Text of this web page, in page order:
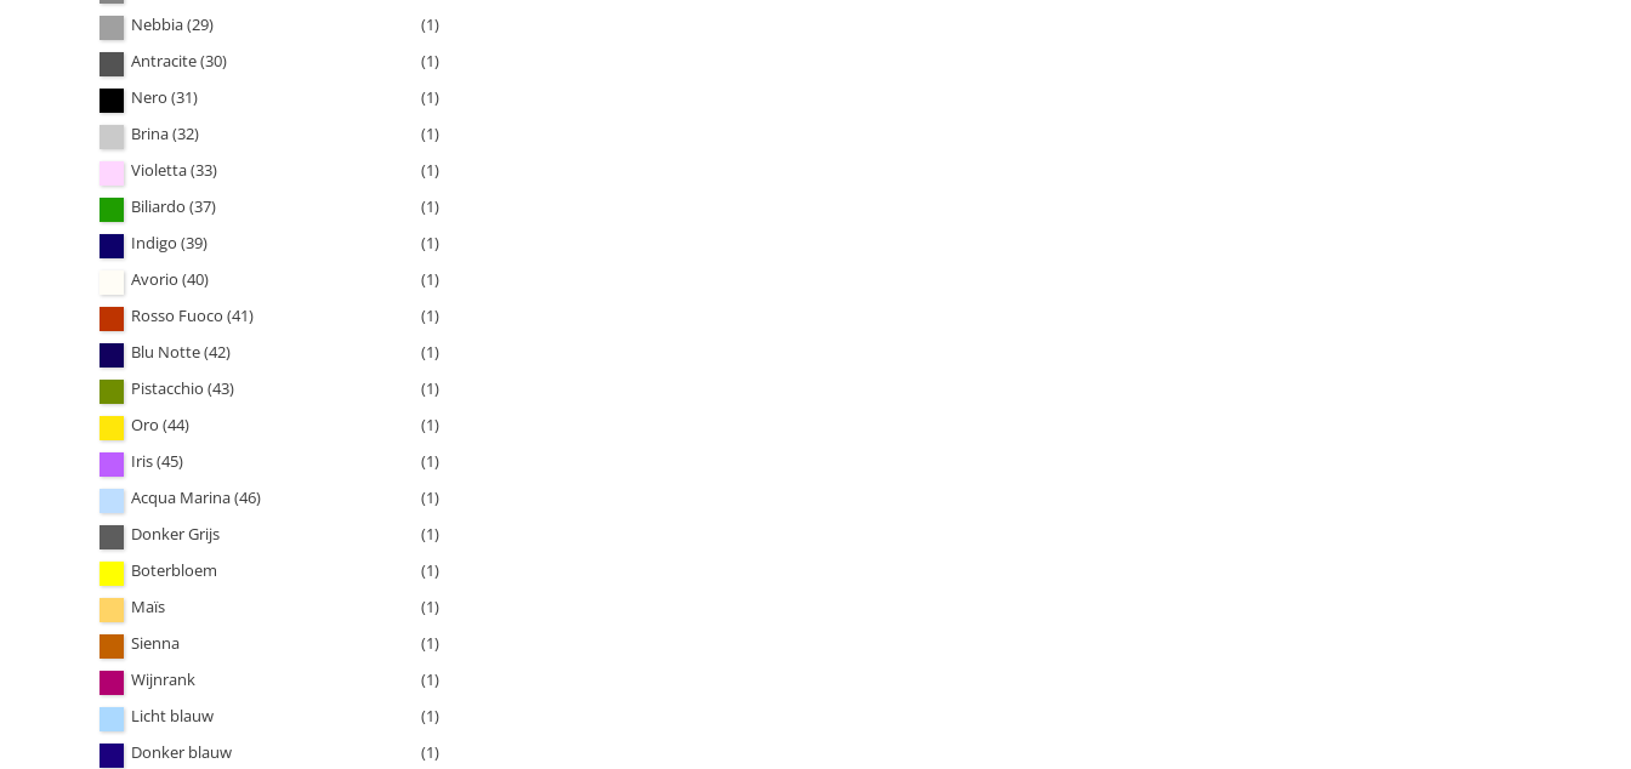
Nebbia (29)
(1)
Antracite (30)
(1)
Nero (31)
(1)
Brina (32)
(1)
Violetta (33)
(1)
Biliardo (37)
(1)
Indigo (39)
(1)
Avorio (40)
(1)
Rosso Fuoco (41)
(1)
Blu Notte (42)
(1)
Pistacchio (43)
(1)
Oro (44)
(1)
Iris (45)
(1)
Acqua Marina (46)
(1)
Donker Grijs
(1)
Boterbloem
(1)
Maïs
(1)
Sienna
(1)
Wijnrank
(1)
Licht blauw
(1)
Donker blauw
(1)